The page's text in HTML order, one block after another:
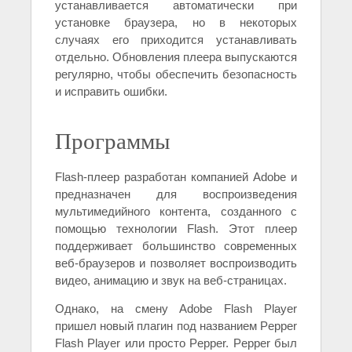
устанавливается автоматически при
установке браузера, но в некоторых
случаях его приходится устанавливать
отдельно. Обновления плеера выпускаются
регулярно, чтобы обеспечить безопасность
и исправить ошибки.
Программы
Flash-плеер разработан компанией Adobe и
предназначен для воспроизведения
мультимедийного контента, созданного с
помощью технологии Flash. Этот плеер
поддерживает большинство современных
веб-браузеров и позволяет воспроизводить
видео, анимацию и звук на веб-страницах.
Однако, на смену Adobe Flash Player
пришел новый плагин под названием Pepper
Flash Player или просто Pepper. Pepper был